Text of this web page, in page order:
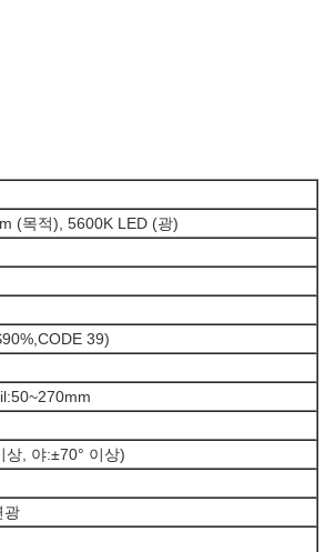
(목적), 5600K LED (광)
39)
상, 야:±70° 이상)
광